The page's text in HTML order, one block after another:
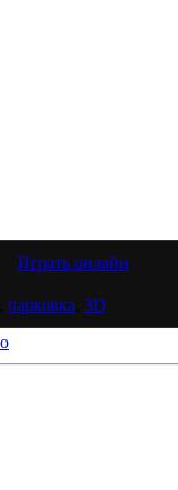
Играть онлайн
парковка 3D